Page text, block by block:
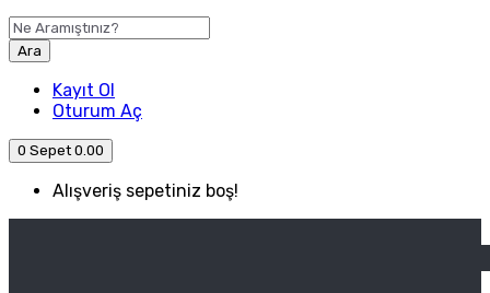
Ara
Kayıt Ol
Oturum Aç
0 Sepet 0.00
Alışveriş sepetiniz boş!